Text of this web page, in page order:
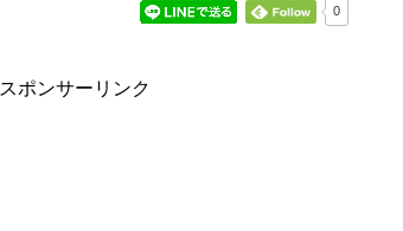
0
スポンサーリンク